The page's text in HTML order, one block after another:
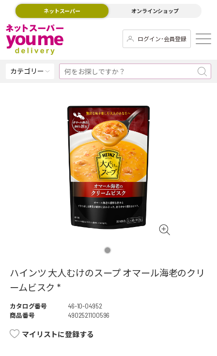
ネットスーパー オンラインショップ
ログイン･会員登録
カテゴリー
ハインツ 大人むけのスープ オマール海老のクリ
ームビスク *
カタログ番号
46-10-04952
商品番号
4902521100596
マイリストに登録する